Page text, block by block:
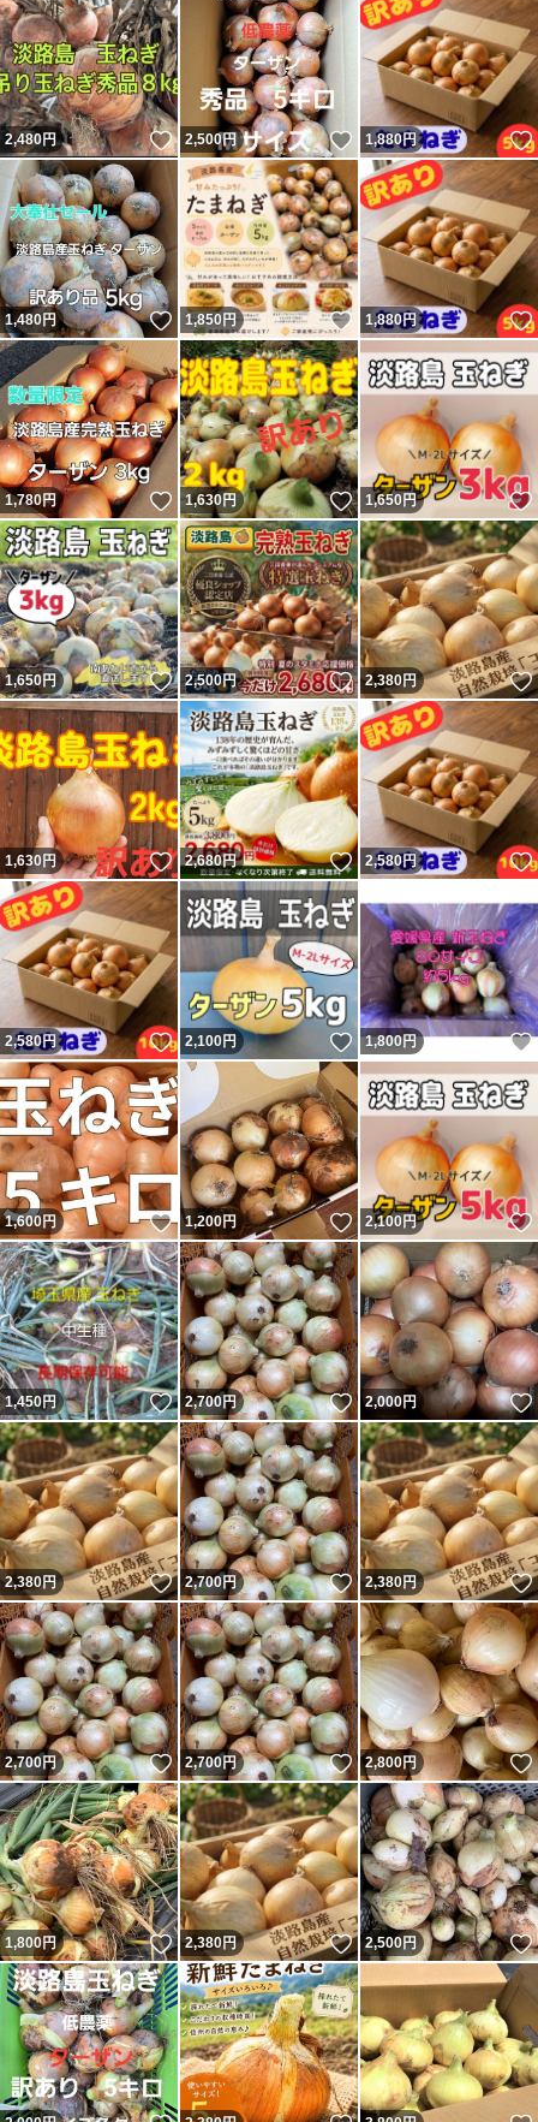
2,480円 いいね！
2,500円 いいね！
1,880円
1,480円 いいね！
1,850 円 いいね！
1,880円
1,780円 いいね！
1,630円 いいね！
1,650円
1,650円 いいね！
2,500円 いいね！
2,380円
1,630円 いいね！
2,680円 いいね！
2,580円
2,580円 いいね！
2,100円 いいね！
1,800円
1,600円 いいね！
1,200円 いいね！
2,100円
1,450円 いいね！
2,700円 いいね！
2,000円
2,380円 いいね！
2,700円 いいね！
2,380円
2,700円 いいね！
2,700円 いいね！
2,800円
1,800円 いいね！
2,380円 いいね！
2,500円